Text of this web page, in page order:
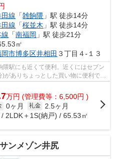
線 「雑餉隈 」駅 徒歩14分
線 「桜並木 」駅 徒歩14分
「南福岡 」駅 徒歩21分
㎡
岡市博多区井相田 ３丁目４-１３
駅にも近くて便利。近くにはセブン
がありちょっとした買い物に便利で
...
万円 (管理費等：6,500円 )
0ヶ月 礼金
2.5ヶ月
/ 2LDK＋1S(納戸) / 65.53㎡
ンメゾン井尻